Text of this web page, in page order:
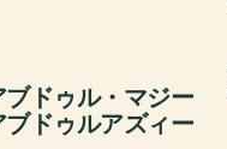
ドゥル・マジー
ブドゥルアズィー